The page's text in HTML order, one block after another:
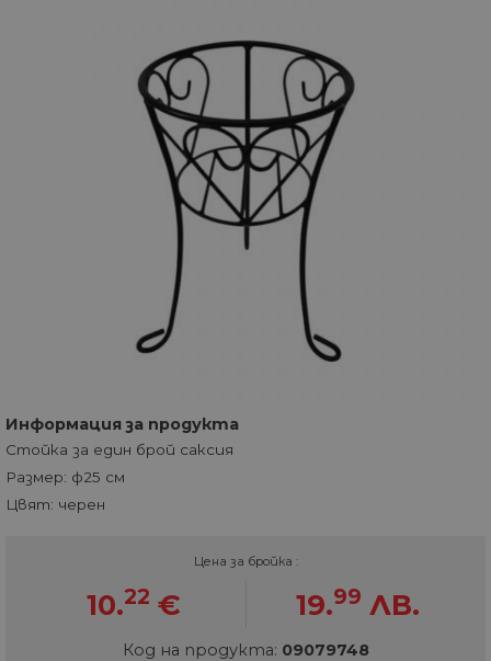
Информация за продукта
Стойка за един брой саксия
Размер: ф25 см
Цвят: черен
Цена за бройка :
10.22 € 19.99 ЛВ.
Код на продукта: 09079748